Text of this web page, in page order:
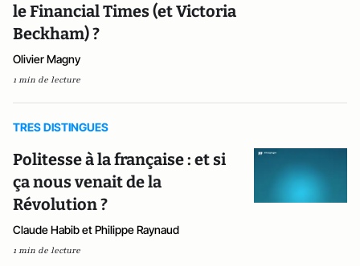
le Financial Times (et Victoria
Beckham) ?
Olivier Magny
1 min de lecture
TRES DISTINGUES
Politesse à la française : et si
ça nous venait de la
Révolution ?
Claude Habib et Philippe Raynaud
1 min de lecture